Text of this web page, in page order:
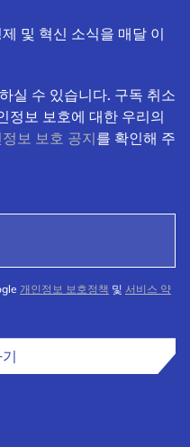
및 혁신 소식을 매달 이
실 수 있습니다. 구독 취소
정보 보호에 대한 우리의
보 보호 공지를 확인해 주
개인정보 보호정책 및 서비스 약